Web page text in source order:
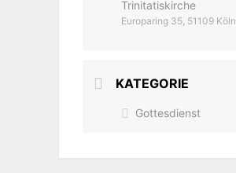
Trinitatiskirche
Europaring 35, 51109 Köln
KATEGORIE
Gottesdienst